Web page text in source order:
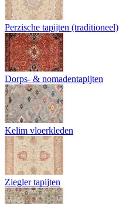
Perzische tapijten (traditioneel)
Dorps- & nomadentapijten
Kelim vloerkleden
Ziegler tapijten